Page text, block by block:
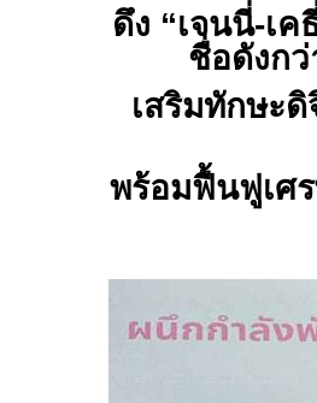
ดึง “เจนนี่-เ
ชื่อดังกว่
เสริมทักษะ
พร้อมฟื้นฟูเศ